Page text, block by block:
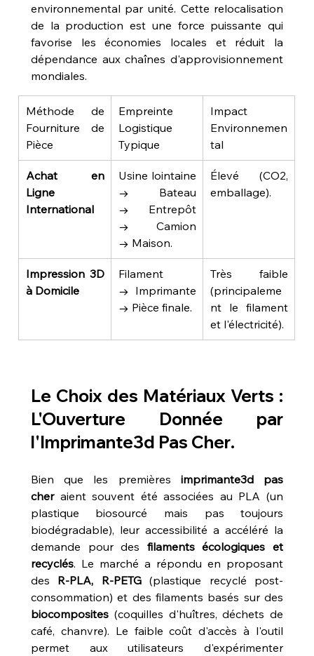
environnemental par unité. Cette relocalisation
de la production est une force puissante qui
favorise les économies locales et réduit la
dépendance aux chaînes d'approvisionnement
mondiales.
Méthode de
Fourniture de
Pièce
Empreinte
Logistique
Typique
Impact
Environnemen
tal
Achat en
Ligne
International
Usine lointaine
→ Bateau
→ Entrepôt
→ Camion
→ Maison.
Élevé (CO2,
emballage).
Impression 3D
à Domicile
Filament
→ Imprimante
→ Pièce finale.
Très faible
(principaleme
nt le filament
et l'électricité).
Le Choix des Matériaux Verts :
L'Ouverture Donnée par
l'Imprimante3d Pas Cher.
Bien que les premières imprimante3d pas
cher aient souvent été associées au PLA (un
plastique biosourcé mais pas toujours
biodégradable), leur accessibilité a accéléré la
demande pour des filaments écologiques et
recyclés. Le marché a répondu en proposant
des R-PLA, R-PETG (plastique recyclé post-
biocomposites (coquilles d'huîtres, déchets de
café, chanvre). Le faible coût d'accès à l'outil
permet aux utilisateurs d'expérimenter